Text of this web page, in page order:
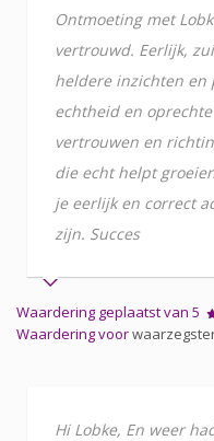
Ontmoeting met
vertrouwd. Eerlijk,
heldere inzichten en
echtheid en
vertrouwen en
die echt helpt
je eerlijk en correct
zijn. Succes
Waardering geplaatst van 5
Waardering voor
Hi Lobke, En weer